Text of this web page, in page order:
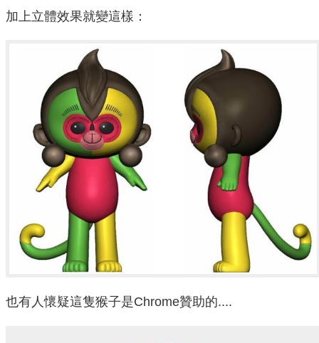
加上立體效果就變這樣：
也有人懷疑這隻猴子是Chrome贊助的....